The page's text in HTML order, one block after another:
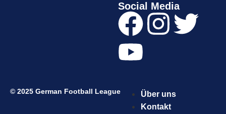
Social Media
© 2025 German Football League
Über uns
Kontakt